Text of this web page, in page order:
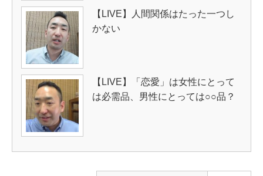
【LIVE】人間関係はたった一つし
かない
【LIVE】「恋愛」は女性にとって
は必需品、男性にとっては○○品？